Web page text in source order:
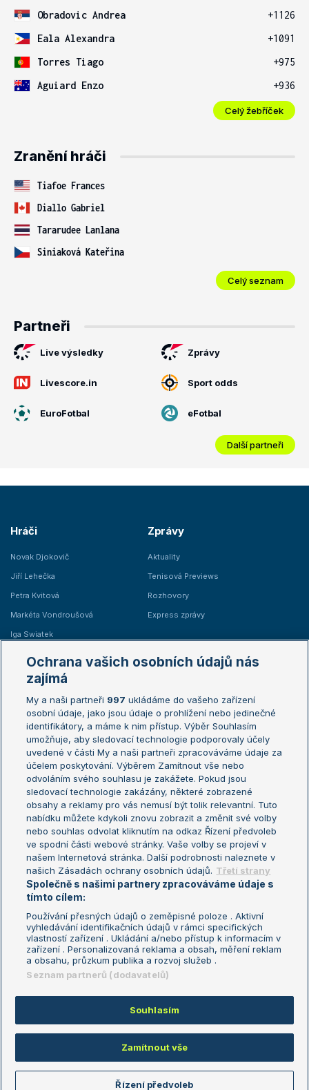
Obradovic Andrea
+1126
Eala Alexandra
+1091
Torres Tiago
+975
Aguiard Enzo
+936
Celý žebříček
Zranění hráči
Tiafoe Frances
Diallo Gabriel
Tararudee Lanlana
Siniaková Kateřina
Celý seznam
Partneři
Live výsledky Zprávy
Livescore.in Sport odds
EuroFotbal eFotbal
Další partneři
Hráči
Novak Djokovič
Jiří Lehečka
Petra Kvitová
Markéta Vondroušová
Iga Swiatek
Zprávy
Aktuality
Tenisová Previews
Rozhovory
Express zprávy
Žebříčky
Žebříček ATP (muži)
Žebříček WTA (ženy)
Sázkařský žebříček
Australian Open
French Open
Wimbledon
US Open
Turnaj mistrů
Turnaj mistryň
Aktualní trendy
Fotbalové přestupy
Livesport Daily
LS Prague Open
Podmínky užití
Nastavení soukromí
GDPR a žurnalistika
Reklama
Kontakt
Informace o zpracování osobních
údajů
Copyright © 2008-2026 TenisPortal.cz. Využíváme zpravodajství ČTK.
Ochrana vašich osobních údajů nás
zajímá
My a naši partneři 997 ukládáme do vašeho zařízení
osobní údaje, jako jsou údaje o prohlížení nebo jedinečné
identifikátory, a máme k nim přístup. Výběr Souhlasím
umožňuje, aby sledovací technologie podporovaly účely
uvedené v části My a naši partneři zpracováváme údaje za
účelem poskytování. Výběrem Zamítnout vše nebo
odvoláním svého souhlasu je zakážete. Pokud jsou
sledovací technologie zakázány, některé zobrazené
obsahy a reklamy pro vás nemusí být tolik relevantní. Tuto
nabídku můžete kdykoli znovu zobrazit a změnit své volby
nebo souhlas odvolat kliknutím na odkaz Řízení předvoleb
ve spodní části webové stránky. Vaše volby se projeví v
našem Internetová stránka. Další podrobnosti naleznete v
našich Zásadách ochrany osobních údajů. Třetí strany
Společně s našimi partnery zpracováváme údaje s
tímto cílem:
Používání přesných údajů o zeměpisné poloze . Aktivní
vyhledávání identifikačních údajů v rámci specifických
vlastností zařízení . Ukládání a/nebo přístup k informacím v
zařízení . Personalizovaná reklama a obsah, měření reklam
a obsahu, průzkum publika a rozvoj služeb .
Seznam partnerů (dodavatelů)
Souhlasím
Zamítnout vše
Řízení předvoleb